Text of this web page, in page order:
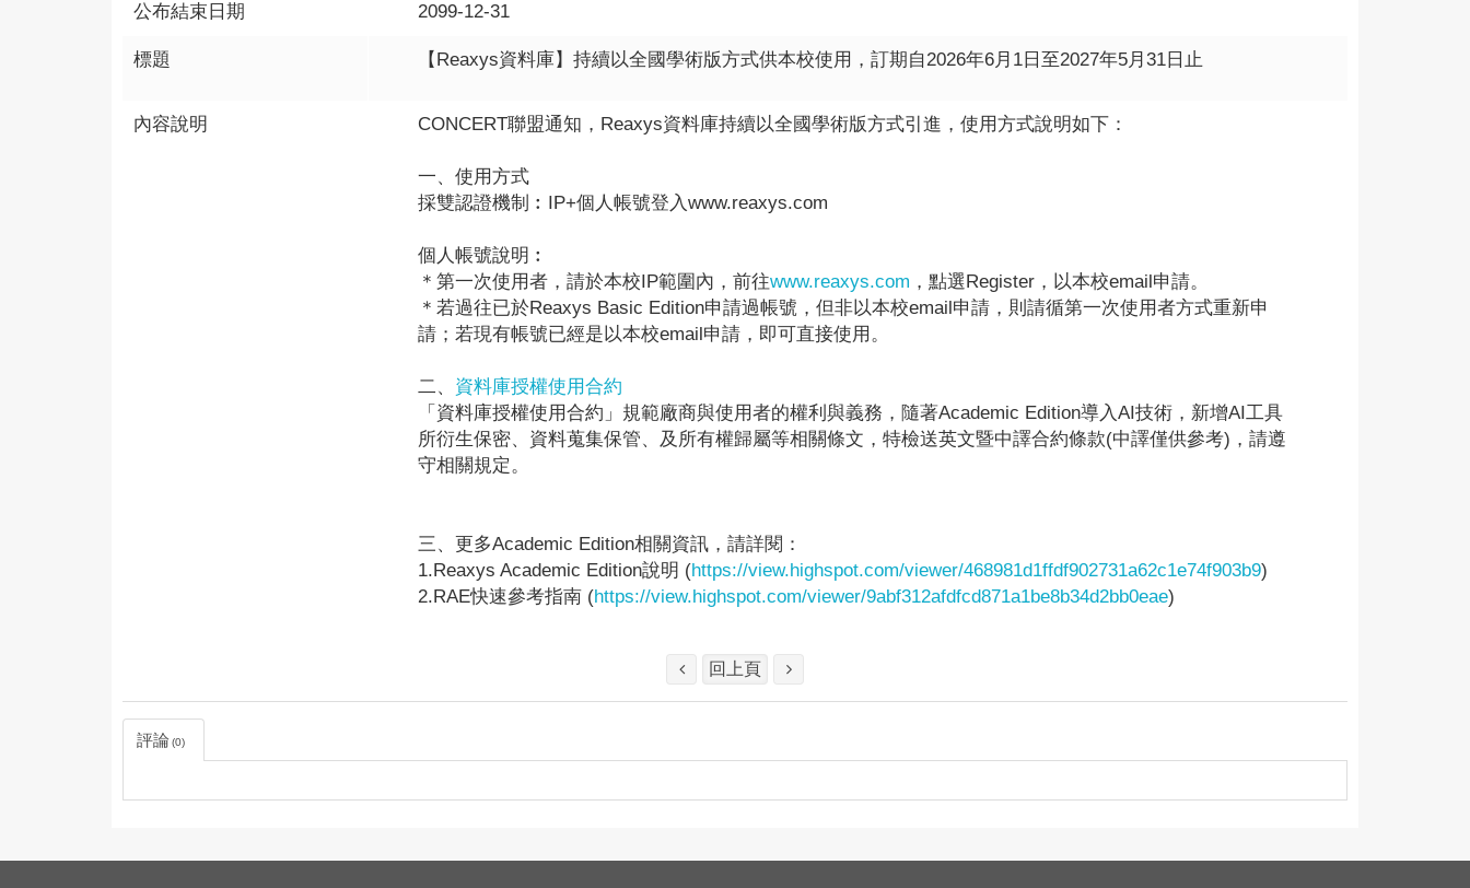
公布結束日期 2099-12-31
標題 【Reaxys資料庫】持續以全國學術版方式供本校使用，訂期自2026年6月1日至2027年5月31日止
內容說明 CONCERT聯盟通知，Reaxys資料庫持續以全國學術版方式引進，使用方式說明如下：
一、使用方式
採雙認證機制︰IP+個人帳號登入www.reaxys.com
個人帳號說明︰
＊第一次使用者，請於本校IP範圍內，前往www.reaxys.com ，點選Register，以本校email申請。
＊若過往已於Reaxys Basic Edition申請過帳號，但非以本校email申請，則請循第一次使用者方式重新申
請；若現有帳號已經是以本校email申請，即可直接使用。
二、 資料庫授權使用合約
「資料庫授權使用合約」規範廠商與使用者的權利與義務，隨著Academic Edition導入AI技術，新增AI工具
所衍生保密、資料蒐集保管、及所有權歸屬等相關條文，特檢送英文暨中譯合約條款(中譯僅供參考)，請遵
守相關規定。
三、更多Academic Edition相關資訊，請詳閱：
1.Reaxys Academic Edition說明 (https://view.highspot.com/viewer/468981d1ffdf902731a62c1e74f903b9)
2.RAE快速參考指南 (https://view.highspot.com/viewer/9abf312afdfcd871a1be8b34d2bb0eae)
回上頁
評論 0